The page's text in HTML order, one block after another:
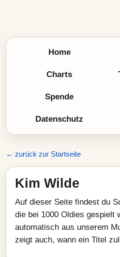
Home
Charts
Spende
Datenschutz
← zurück zur Startseite
Kim Wilde
Auf dieser Seite findest du
die bei 1000 Oldies gespielt
automatisch aus unserem
zeigt auch, wann ein Titel